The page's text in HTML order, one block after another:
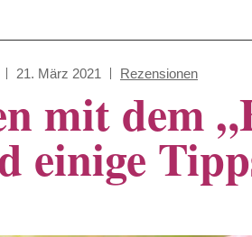
21. März 2021 Rezensionen
mit dem
einige